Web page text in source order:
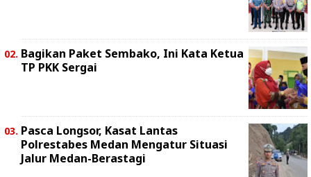
Bagikan Paket Sembako, Ini Kata Ketua
TP PKK Sergai
Pasca Longsor, Kasat Lantas
Polrestabes Medan Mengatur Situasi
Jalur Medan-Berastagi